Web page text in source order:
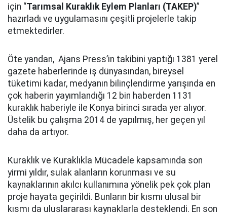
için “Tarımsal Kuraklık Eylem Planları (TAKEP)”
hazırladı ve uygulamasını çeşitli projelerle takip
etmektedirler.
Öte yandan, Ajans Press’in takibini yaptığı 1381 yerel
gazete haberlerinde iş dünyasından, bireysel
tüketimi kadar, medyanın bilinçlendirme yarışında en
çok haberin yayımlandığı 12 bin haberden 1131
kuraklık haberiyle ile Konya birinci sırada yer alıyor.
Üstelik bu çalışma 2014 de yapılmış, her geçen yıl
daha da artıyor.
Kuraklık ve Kuraklıkla Mücadele kapsamında son
yirmi yıldır, sulak alanların korunması ve su
kaynaklarının akılcı kullanımına yönelik pek çok plan
proje hayata geçirildi. Bunların bir kısmı ulusal bir
kısmı da uluslararası kaynaklarla desteklendi. En son